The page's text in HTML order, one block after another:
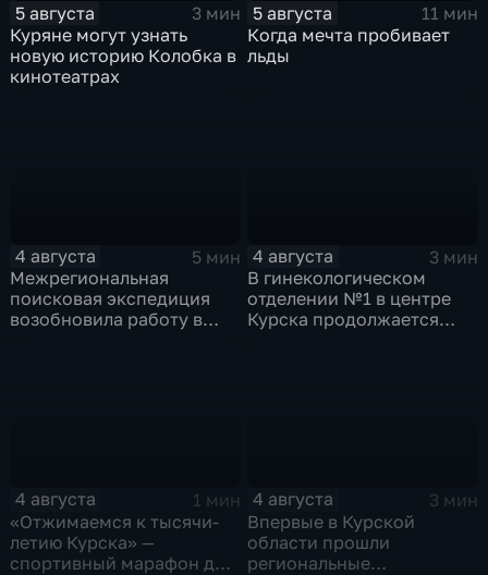
5 августа
3 мин
Куряне могут узнать
новую историю Колобка в
кинотеатрах
5 августа
11 мин
Когда мечта пробивает
льды
4 августа
5 мин
Межрегиональная
поисковая экспедиция
возобновила работу в
4 августа
3 мин
В гинекологическом
отделении №1 в центре
Курска продолжается
4 августа
1 мин
«Отжимаемся к тысячи-
летию Курска» —
спортивный марафон для
4 августа
3 мин
Впервые в Курской
области прошли
региональные